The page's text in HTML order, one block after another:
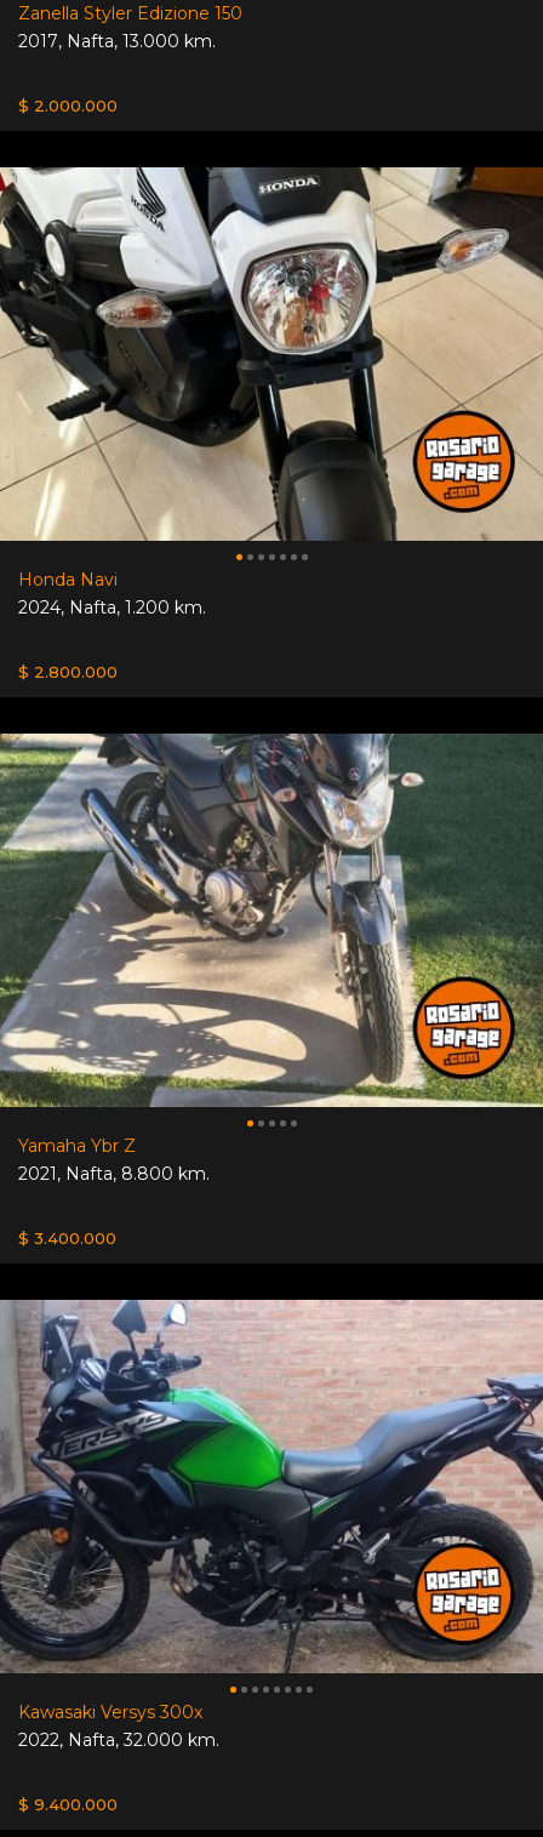
Zanella Styler Edizione 150
2017, Nafta, 13.000 km.
$ 2.000.000
Honda Navi
2024, Nafta, 1.200 km.
$ 2.800.000
Yamaha Ybr Z
2021, Nafta, 8.800 km.
$ 3.400.000
Kawasaki Versys 300x
2022, Nafta,32.000 km.
$ 9.400.000